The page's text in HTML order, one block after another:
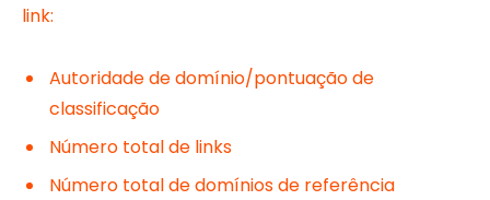
link:
Autoridade de domínio/pontuação de
classificação
Número total de links
Número total de domínios de referência